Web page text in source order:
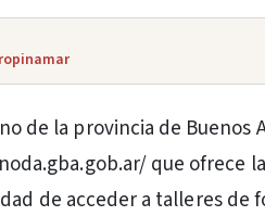
de la provincia de Buenos
que ofrece
de acceder a talleres de